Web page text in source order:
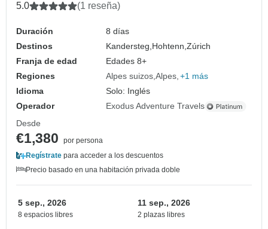
5.0 (1 reseña)
Duración
8 días
Destinos
Kandersteg,Hohtenn,Zúrich
Franja de edad
Edades 8+
Regiones
Alpes suizos Alpes +1 más
Idioma
Solo: Inglés
Operador
Exodus Adventure Travels
Desde
€1,380
por persona
Regístrate para acceder a los descuentos
Precio basado en una habitación privada doble
5 sep., 2026
8 espacios libres
11 sep., 2026
2 plazas libres